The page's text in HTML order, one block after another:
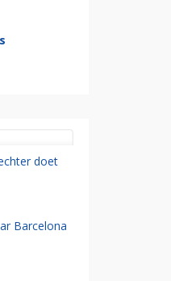
doet
Barcelona